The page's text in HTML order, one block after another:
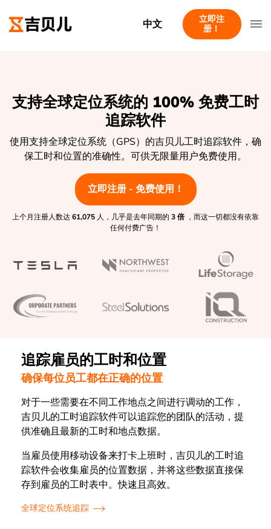
中文
立即注
册！
支持全球定位系统的 100% 免费工时
追踪软件
使用支持全球定位系统（GPS）的吉贝儿工时追踪软件，确
保工时和位置的准确性。可供无限量用户免费使用。
立即注册 - 免费使用！
上个月注册人数达61,075 人，几乎是去年同期的 3 倍 ，而这一切都没有依靠
任何付费广告！
追踪雇员的工时和位置
确保每位员工都在正确的位置
对于一些需要在不同工作地点之间进行调动的工作，
吉贝儿的工时追踪软件可以追踪您的团队的活动，提
供准确且最新的工时和地点数据。
当雇员使用移动设备来打卡上班时，吉贝儿的工时追
踪软件会收集雇员的位置数据，并将这些数据直接保
存到雇员的工时表中。快速且高效。
全球定位系统追踪